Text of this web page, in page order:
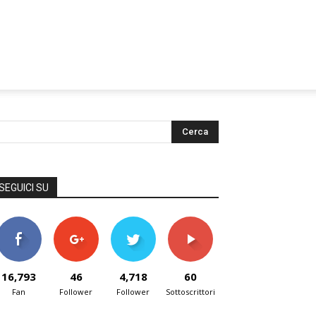
SU
16,793
Fan
46
Follower
4,718
Follower
60
Sottoscrittori